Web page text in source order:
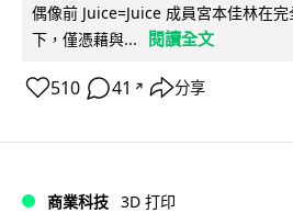
偶像前 Juice=Juice 成員宮本佳林在
下，僅憑藉與...
閱讀全文
510 41 ↗ 分享
商業科技 3D 打印